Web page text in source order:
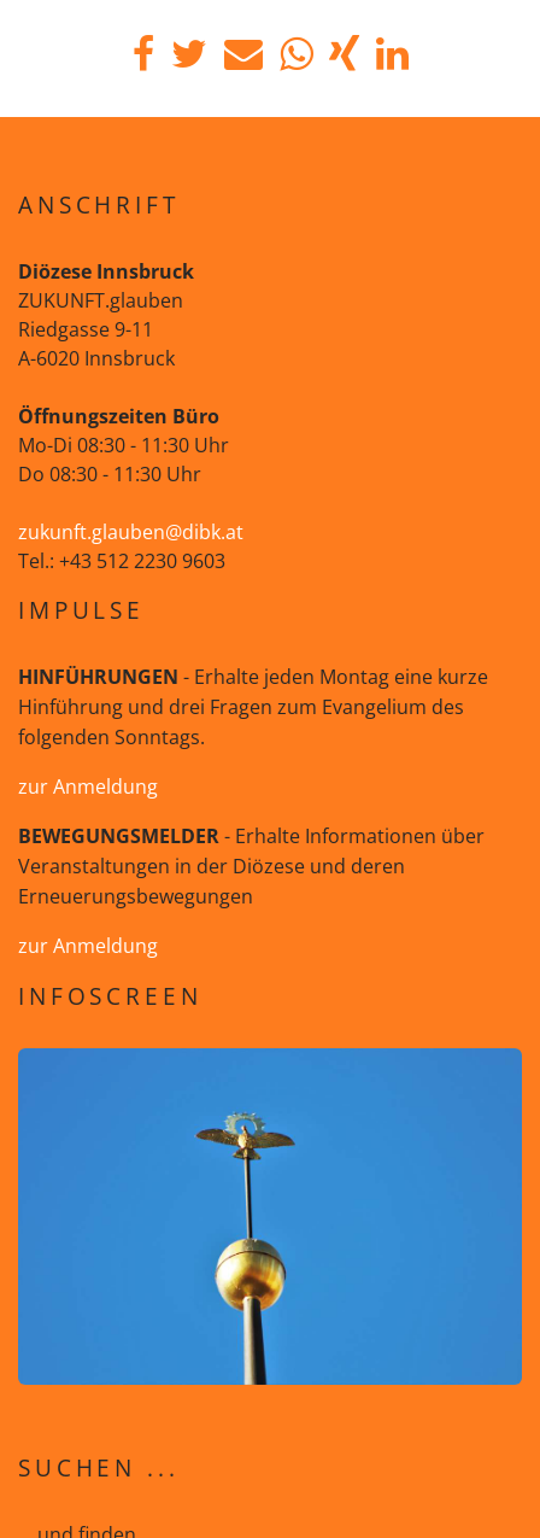
ANSCHRIFT
Diözese Innsbruck
ZUKUNFT.glauben
Riedgasse 9-11
A-6020 Innsbruck
Öffnungszeiten Büro
Mo-Di 08:30 - 11:30 Uhr
Do 08:30 - 11:30 Uhr
zukunft.glauben@dibk.at
Tel.: +43 512 2230 9603
IMPULSE
HINFÜHRUNGEN - Erhalte jeden Montag eine kurze
Hinführung und drei Fragen zum Evangelium des
folgenden Sonntags.
zur Anmeldung
BEWEGUNGSMELDER- Erhalte Informationen über
Veranstaltungen in der Diözese und deren
Erneuerungsbewegungen
zur Anmeldung
INFOSCREEN
SUCHEN ...